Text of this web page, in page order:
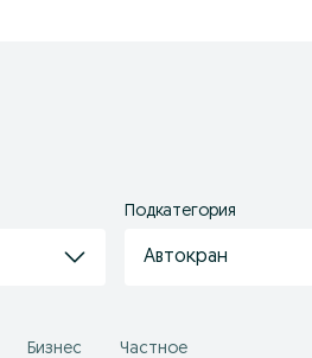
Подкатегория
Автокран
Бизнес Частное